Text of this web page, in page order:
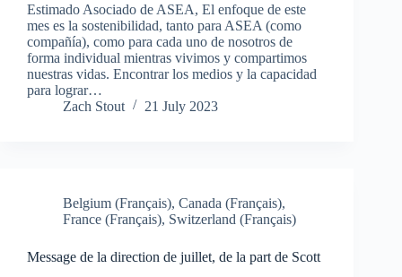
Estimado Asociado de ASEA, El enfoque de este
mes es la sostenibilidad, tanto para ASEA (como
compañía), como para cada uno de nosotros de
forma individual mientras vivimos y compartimos
nuestras vidas. Encontrar los medios y la capacidad
para lograr…
Zach Stout
21 July 2023
Belgium (Français), Canada (Français),
France (Français), Switzerland (Français)
Message de la direction de juillet, de la part de Scott